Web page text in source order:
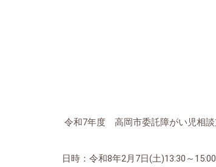
令和7年度 高岡市委託障がい児相
日時：令和8年2月7日(土)13:30～15:00